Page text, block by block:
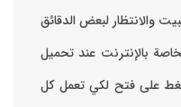
والانتظار لبعض الدقائق
بالإنترنت ‏عند تحميل
على فتح لكي تعمل كل